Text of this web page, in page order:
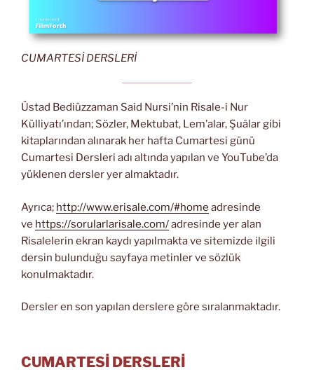
CUMARTESİ DERSLERİ
Üstad Bediüzzaman Said Nursi’nin Risale-i Nur
Külliyatı’ından; Sözler, Mektubat, Lem’alar, Şuâlar gibi
kitaplarından alınarak her hafta Cumartesi günü
Cumartesi Dersleri adı altında yapılan ve YouTube’da
yüklenen dersler yer almaktadır.
Ayrıca; http://www.erisale.com/#home adresinde
ve https://sorularlarisale.com/adresinde yer alan
Risalelerin ekran kaydı yapılmakta ve sitemizde ilgili
dersin bulunduğu sayfaya metinler ve sözlük
konulmaktadır.
Dersler en son yapılan derslere göre sıralanmaktadır.
CUMARTESİ DERSLERİ